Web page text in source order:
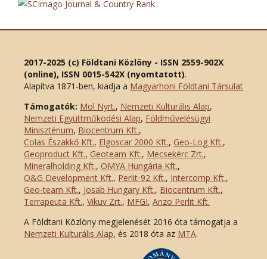
2017-2025 (c) Földtani Közlöny - ISSN 2559-902X
(online), ISSN 0015-542X (nyomtatott).
Alapítva 1871-ben, kiadja a Magyarhoni Földtani Társulat
Támogatók: Mol Nyrt., Nemzeti Kulturális Alap,
Nemzeti Együttműködési Alap, Földművelésügyi
Minisztérium, Biocentrum Kft.,
Colas Északkő Kft., Elgoscar 2000 Kft., Geo-Log Kft.,
Geoproduct Kft., Geoteam Kft., Mecsekérc Zrt.,
Mineralholding Kft., OMYA Hungária Kft.,
O&G Development Kft., Perlit-92 Kft., Intercomp Kft.,
Geo-team Kft., Josab Hungary Kft., Biocentrum Kft.,
Terrapeuta Kft., Vikuv Zrt., MFGI, Anzo Perlit Kft.
A Földtani Közlöny megjelenését 2016 óta támogatja a
Nemzeti Kulturális Alap, és 2018 óta az MTA.